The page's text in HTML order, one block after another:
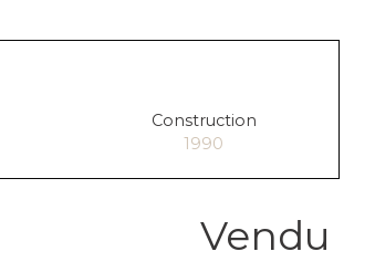
Construction
1990
Vendu